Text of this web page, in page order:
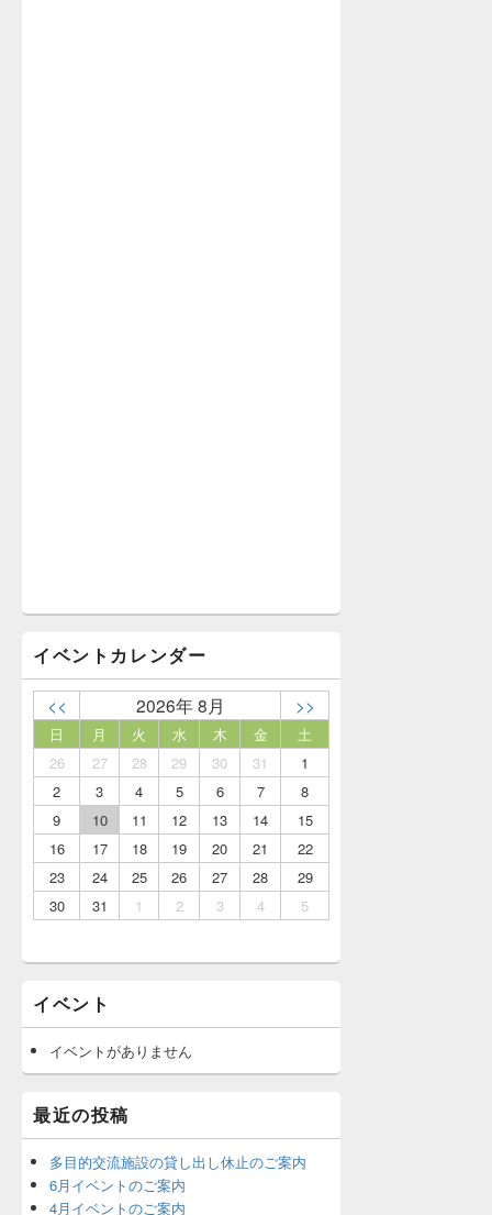
イベントカレンダー
<< 2026年 8月 >>
日 月 火 水 木 金
土
26
27 28 29 30 31
1
2
3 4 5 6 7
8
9
10 11 12 13 14
15
16
17 18 19 20 21
22
23
24 25 26 27 28
29
30
31 1 2 3 4 5
イベント
イベントがありません
最近の投稿
多目的交流施設の貸し出し休止のご案内
6月イベントのご案内
4月イベントのご案内